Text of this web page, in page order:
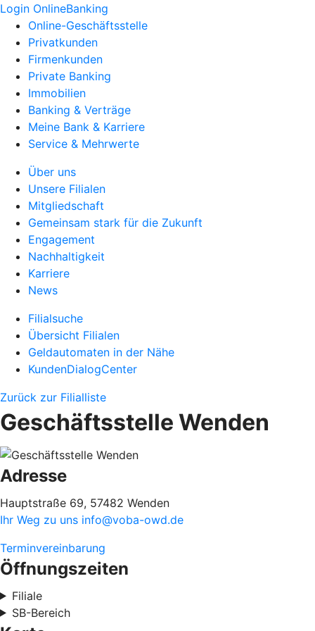
Login OnlineBanking
Online-Geschäftsstelle
Privatkunden
Firmenkunden
Private Banking
Immobilien
Banking & Verträge
Meine Bank & Karriere
Service & Mehrwerte
Über uns
Unsere Filialen
Mitgliedschaft
Gemeinsam stark für die Zukunft
Engagement
Nachhaltigkeit
Karriere
News
Filialsuche
Übersicht Filialen
Geldautomaten in der Nähe
KundenDialogCenter
Zurück zur Filialliste
Geschäftsstelle Wenden
Adresse
Hauptstraße 69, 57482 Wenden
Ihr Weg zu uns info@voba-owd.de
Terminvereinbarung
Öffnungszeiten
Filiale
SB-Bereich